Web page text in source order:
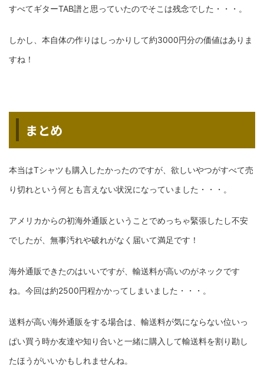
すべてギターTAB譜と思っていたのでそこは残念でした・・・。
しかし、本自体の作りはしっかりして約3000円分の価値はありま
すね！
まとめ
本当はTシャツも購入したかったのですが、欲しいやつがすべて売
り切れという何とも言えない状況になっていました・・・。
アメリカからの初海外通販ということでめっちゃ緊張したし不安
でしたが、無事汚れや破れがなく届いて満足です！
海外通販できたのはいいですが、輸送料が高いのがネックです
ね。今回は約2500円程かかってしまいました・・・。
送料が高い海外通販をする場合は、輸送料が気にならない位いっ
ぱい買う時か友達や知り合いと一緒に購入して輸送料を割り勘し
たほうがいいかもしれませんね。